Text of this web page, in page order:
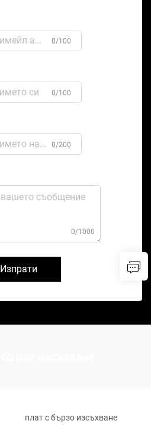
0/100
0/100
0/200
0/1000
Изпрати
плат с бързо изсъхване